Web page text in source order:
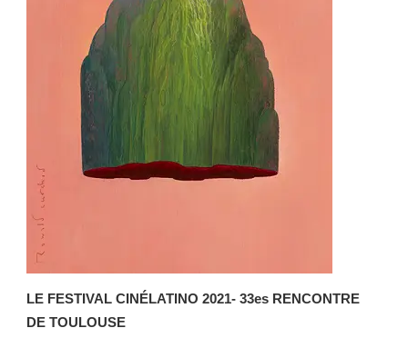
LE FESTIVAL CINÉLATINO 2021- 33es RENCONTRE
DE TOULOUSE